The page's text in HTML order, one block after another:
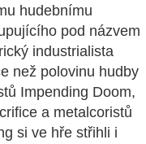
hudebnímu
pod názvem
industrialista
než polovinu hudby
Impending Doom,
a metalcoristů
si ve hře střihli i